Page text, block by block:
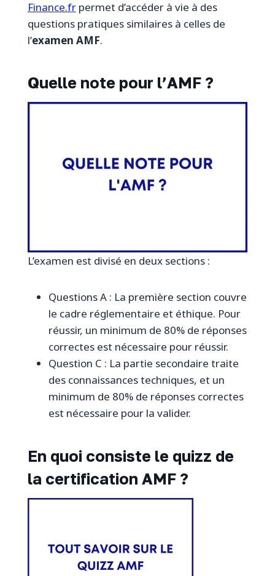
Finance.frpermet d’accéder à vie à des
questions pratiques similaires à celles de
l’examen AMF.
Quelle note pour l’AMF ?
L’examen est divisé en deux sections :
Questions A : La première section couvre
le cadre réglementaire et éthique. Pour
réussir, un minimum de 80% de réponses
correctes est nécessaire pour réussir.
Question C : La partie secondaire traite
des connaissances techniques, et un
minimum de 80% de réponses correctes
est nécessaire pour la valider.
En quoi consiste le quizz de
la certification AMF ?